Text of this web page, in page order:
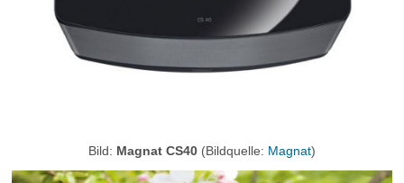
Bild: Magnat CS40 (Bildquelle: Magnat)